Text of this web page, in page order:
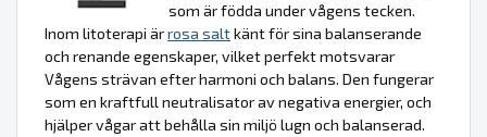
som är födda under vågens tecken.
Inom litoterapi ärrosa saltkänt för sina balanserande
och renande egenskaper, vilket perfekt motsvarar
Vågens strävan efter harmoni och balans. Den fungerar
som en kraftfull neutralisator av negativa energier, och
hjälper vågar att behålla sin miljö lugn och balanserad.